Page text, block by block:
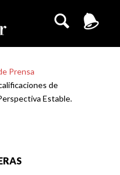
Prensa
de
Estable.